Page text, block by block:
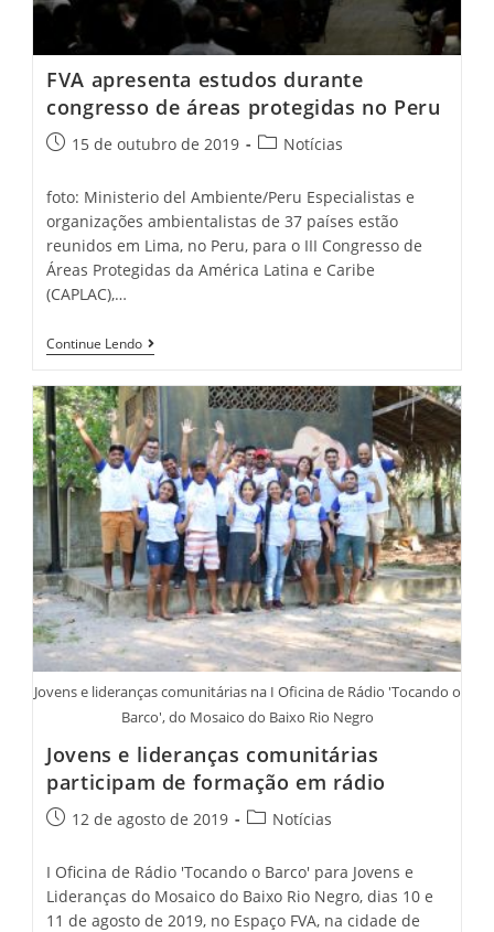
FVA apresenta estudos durante
congresso de áreas protegidas no Peru
15 de outubro de 2019 Notícias
foto: Ministerio del Ambiente/Peru Especialistas e
organizações ambientalistas de 37 países estão
reunidos em Lima, no Peru, para o III Congresso de
Áreas Protegidas da América Latina e Caribe
(CAPLAC),…
Continue Lendo
Jovens e lideranças comunitárias na I Oficina de Rádio 'Tocando o
Barco', do Mosaico do Baixo Rio Negro
Jovens e lideranças comunitárias
participam de formação em rádio
12 de agosto de 2019 Notícias
I Oficina de Rádio 'Tocando o Barco' para Jovens e
Lideranças do Mosaico do Baixo Rio Negro, dias 10 e
11 de agosto de 2019, no Espaço FVA, na cidade de